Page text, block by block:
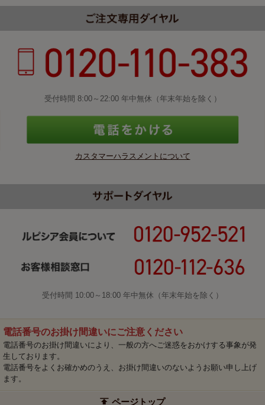
受付時間 8:00～22:00 年中無休（年末年始を除く）
カスタマーハラスメントについて
受付時間 10:00～18:00 年中無休（年末年始を除く）
電話番号のお掛け間違いにご注意ください
電話番号のお掛け間違いにより、一般の方へご迷惑をおかけする事象が発
生しております。
電話番号をよくお確かめのうえ、お掛け間違いのないようお願い申し上げ
ます。
ページトップ